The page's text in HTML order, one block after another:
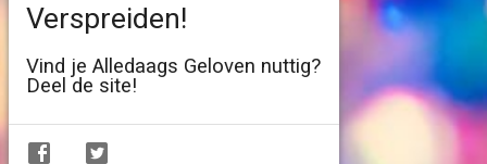
Verspreiden!
Vind je Alledaags Geloven nuttig?
Deel de site!